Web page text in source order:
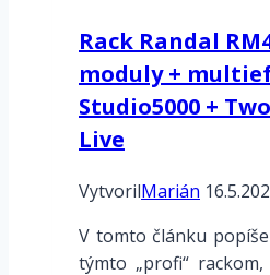
Rack Randal
moduly +
Studio5000 +
Live
VytvorilMarián
V tomto článku
týmto „profi“